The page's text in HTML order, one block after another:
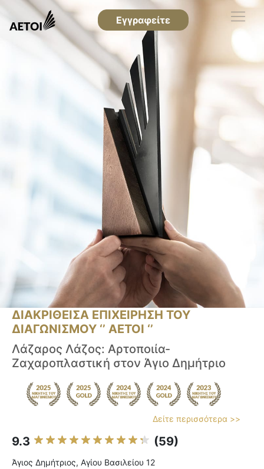
Εγγραφείτε
ΔΙΑΚΡΙΘΕΙΣΑ ΕΠΙΧΕΙΡΗΣΗ ΤΟΥ
ΔΙΑΓΩΝΙΣΜΟΥ ‘’ ΑΕΤΟΙ ‘’
Λάζαρος Λάζος: Αρτοποιία-
Ζαχαροπλαστική στον Άγιο Δημήτριο
Δείτε περισσότερα >>
9.3 (59)
Άγιος Δημήτριος, Αγίου Βασιλείου 12